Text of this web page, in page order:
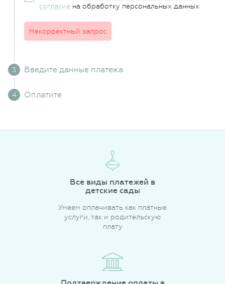
согласие на обработку персональных данных
Некорректный запрос
Введите данные платежа
Оплатите
Все виды платежей в
детские сады
Умеем оплачивать как платные
услуги, так и родительскую
плату